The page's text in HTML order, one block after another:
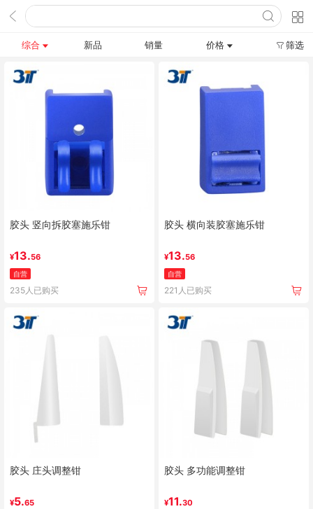
综合 新品 销量 价格 筛选
胶头 竖向拆胶塞施乐钳
¥13.56
自营
235人已购买
胶头 横向装胶塞施乐钳
¥13.56
自营
221人已购买
胶头 庄头调整钳
¥5.65
胶头 多功能调整钳
¥11.30